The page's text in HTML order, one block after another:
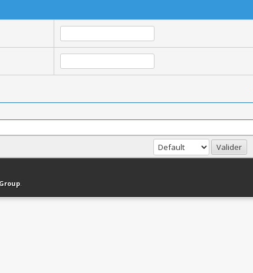
Version bas-débit (Archivé) Syndication RSS
.